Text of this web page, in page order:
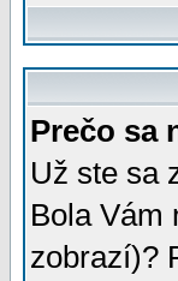
Prečo sa
Už ste sa
Bola Vám
zobrazí)?